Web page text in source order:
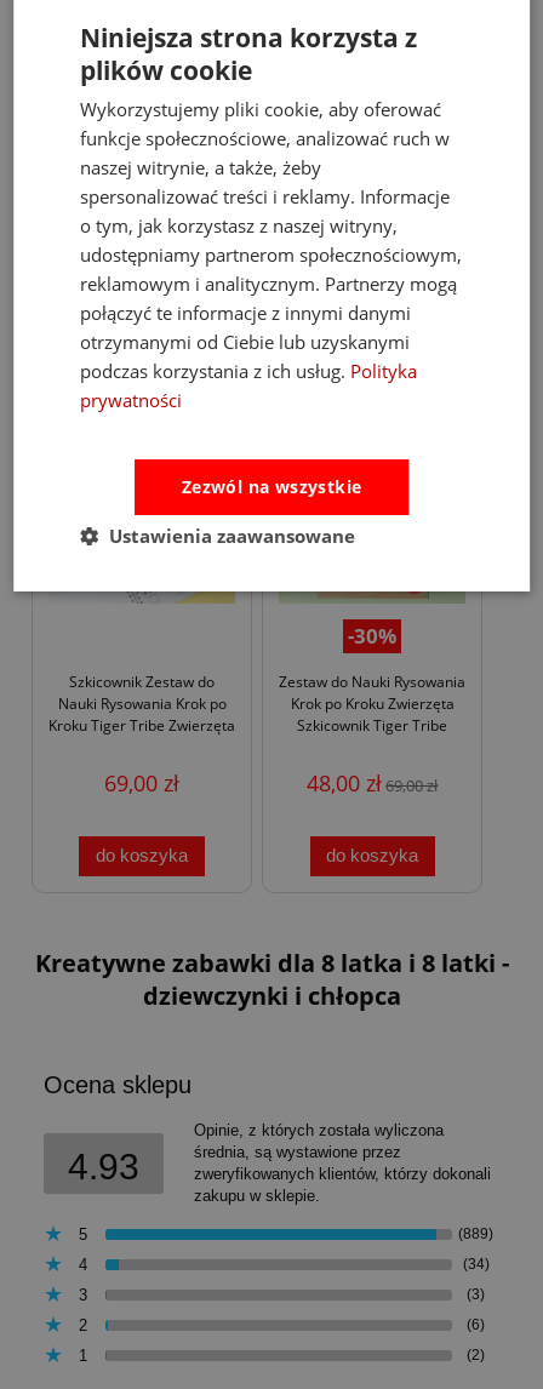
-40%
Nauka Rysowania Krok po
Kroku Dinozaury Zestaw
Kreatywny Janod 6+
32,00 zł53,00 zł
do koszyka
-20%
Szkicownik Zestaw do
Nauki Rysowania Krok po
Kroku Dinozaury Tiger
Tribe
55,00 zł69,00 zł
do koszyka
Szkicownik Zestaw do
Nauki Rysowania Krok po
Kroku Tiger Tribe Zwierzęta
69,00 zł
do koszyka
-30%
Zestaw do Nauki Rysowania
Krok po Kroku Zwierzęta
Szkicownik Tiger Tribe
48,00 zł69,00 zł
do koszyka
Kreatywne zabawki dla 8 latka i 8 latki -
dziewczynki i chłopca
Ocena sklepu
4.93
Opinie, z których została wyliczona
średnia, są wystawione przez
zweryfikowanych klientów, którzy dokonali
zakupu w sklepie.
5 (889)
4 (34)
3 (3)
2 (6)
1 (2)
Niniejsza strona korzysta z
plików cookie
Wykorzystujemy pliki cookie, aby oferować
funkcje społecznościowe, analizować ruch w
naszej witrynie, a także, żeby
spersonalizować treści i reklamy. Informacje
o tym, jak korzystasz z naszej witryny,
udostępniamy partnerom społecznościowym,
reklamowym i analitycznym. Partnerzy mogą
połączyć te informacje z innymi danymi
otrzymanymi od Ciebie lub uzyskanymi
podczas korzystania z ich usług. Polityka
prywatności
Zezwól na wszystkie
Ustawienia zaawansowane